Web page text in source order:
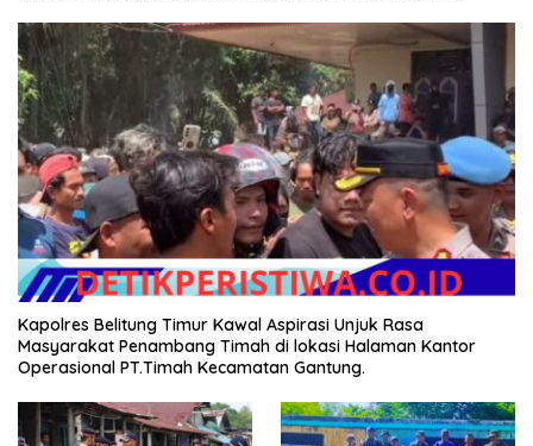
Kapolres Belitung Timur Kawal Aspirasi Unjuk Rasa
Masyarakat Penambang Timah di lokasi Halaman Kantor
Operasional PT.Timah Kecamatan Gantung.